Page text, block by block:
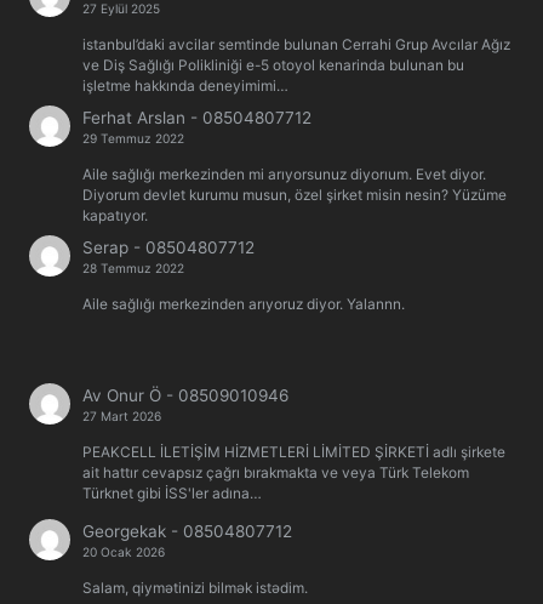
27 Eylül 2025
istanbul’daki avcilar semtinde bulunan Cerrahi Grup Avcılar Ağız
ve Diş Sağlığı Polikliniği e-5 otoyol kenarinda bulunan bu
işletme hakkında deneyimimi…
Ferhat Arslan - 08504807712
29 Temmuz 2022
Aile sağlığı merkezinden mi arıyorsunuz diyorıum. Evet diyor.
Diyorum devlet kurumu musun, özel şirket misin nesin? Yüzüme
kapatıyor.
Serap - 08504807712
28 Temmuz 2022
Aile sağlığı merkezinden arıyoruz diyor. Yalannn.
Av Onur Ö - 08509010946
27 Mart 2026
PEAKCELL İLETİŞİM HİZMETLERİ LİMİTED ŞİRKETİ adlı şirkete
ait hattır cevapsız çağrı bırakmakta ve veya Türk Telekom
Türknet gibi İSS'ler adına…
Georgekak - 08504807712
20 Ocak 2026
Salam, qiymətinizi bilmək istədim.